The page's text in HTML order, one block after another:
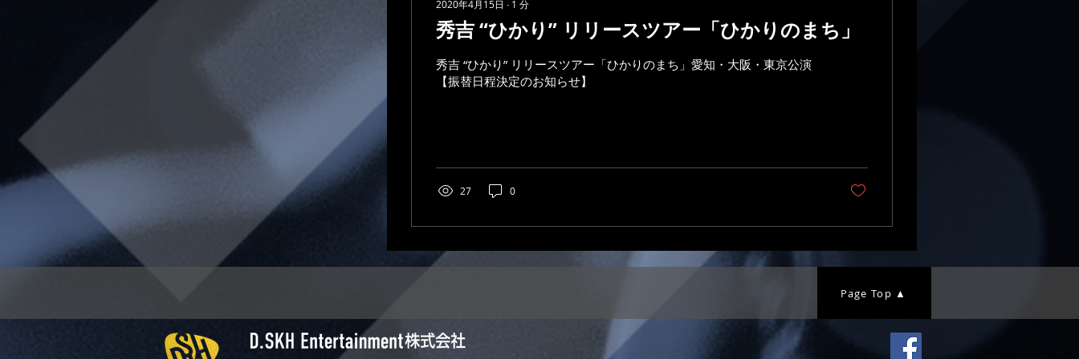
2020年4月15日 ∙ 1 分
秀吉 “ひかり” リリースツアー「ひかりのまち」
秀吉 “ひかり” リリースツアー「ひかりのまち」愛知・大阪・東京公演​
【振替日程決定のお知らせ】
27 0
Page Top ▲